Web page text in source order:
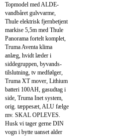
Topmodel med ALDE-
vandbåret gulvvarme,
Thule elektrisk fjernbetjent
markise 5,5m med Thule
Panorama fortelt komplet,
Truma Aventa klima
anlæg, hvidt læder i
siddegruppen, byvands-
tilslutning, tv medfølger,
Truma XT mover, Lithium
batteri 100AH, gasudtag i
side, Truma Inet system,
orig. tæppesæt, ALU fælge
mv. SKAL OPLEVES.
Husk vi tager gerne DIN
vogn i bytte uanset alder